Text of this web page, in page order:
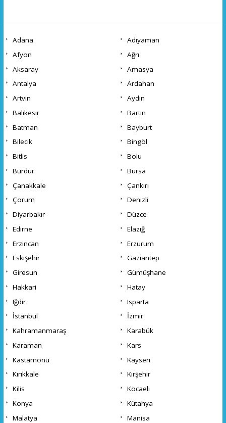
Adana
Adıyaman
Afyon
Ağrı
Aksaray
Amasya
Antalya
Ardahan
Artvin
Aydın
Balıkesir
Bartın
Batman
Bayburt
Bilecik
Bingöl
Bitlis
Bolu
Burdur
Bursa
Çanakkale
Çankırı
Çorum
Denizli
Diyarbakır
Düzce
Edirne
Elazığ
Erzincan
Erzurum
Eskişehir
Gaziantep
Giresun
Gümüşhane
Hakkari
Hatay
Iğdır
Isparta
İstanbul
İzmir
Kahramanmaraş
Karabük
Karaman
Kars
Kastamonu
Kayseri
Kırıkkale
Kırşehir
Kilis
Kocaeli
Konya
Kütahya
Malatya
Manisa